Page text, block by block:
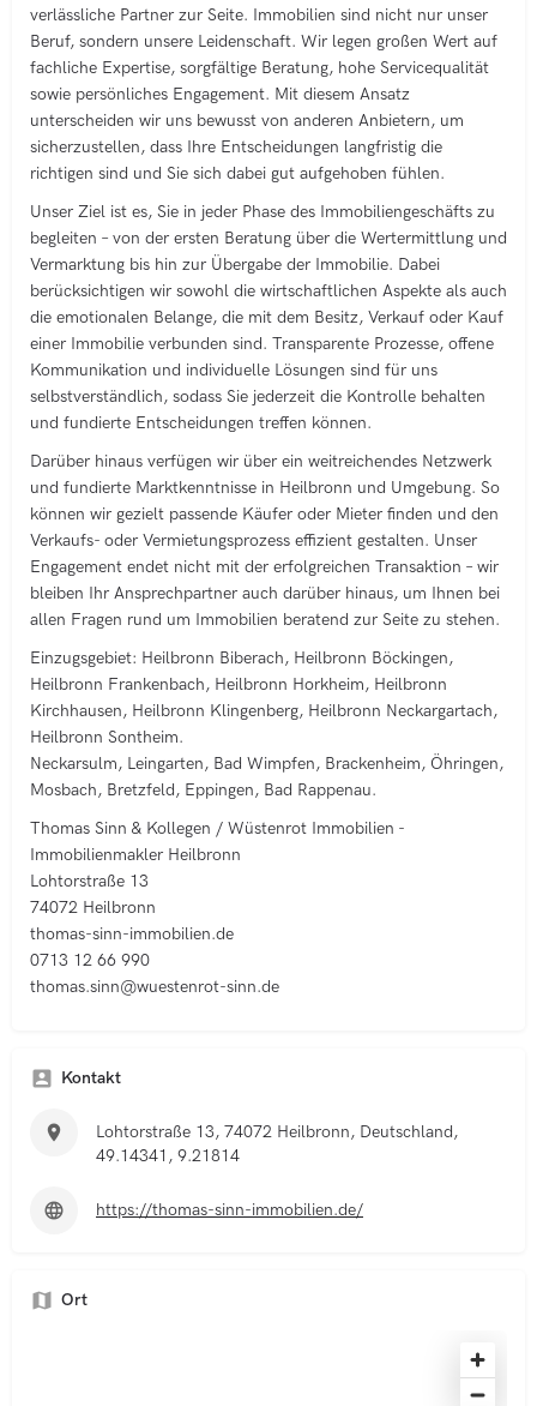
verlässliche Partner zur Seite. Immobilien sind nicht nur unser
Beruf, sondern unsere Leidenschaft. Wir legen großen Wert auf
fachliche Expertise, sorgfältige Beratung, hohe Servicequalität
sowie persönliches Engagement. Mit diesem Ansatz
unterscheiden wir uns bewusst von anderen Anbietern, um
sicherzustellen, dass Ihre Entscheidungen langfristig die
richtigen sind und Sie sich dabei gut aufgehoben fühlen.
Unser Ziel ist es, Sie in jeder Phase des Immobiliengeschäfts zu
begleiten – von der ersten Beratung über die Wertermittlung und
Vermarktung bis hin zur Übergabe der Immobilie. Dabei
berücksichtigen wir sowohl die wirtschaftlichen Aspekte als auch
die emotionalen Belange, die mit dem Besitz, Verkauf oder Kauf
einer Immobilie verbunden sind. Transparente Prozesse, offene
Kommunikation und individuelle Lösungen sind für uns
selbstverständlich, sodass Sie jederzeit die Kontrolle behalten
und fundierte Entscheidungen treffen können.
Darüber hinaus verfügen wir über ein weitreichendes Netzwerk
und fundierte Marktkenntnisse in Heilbronn und Umgebung. So
können wir gezielt passende Käufer oder Mieter finden und den
Verkaufs- oder Vermietungsprozess effizient gestalten. Unser
Engagement endet nicht mit der erfolgreichen Transaktion – wir
bleiben Ihr Ansprechpartner auch darüber hinaus, um Ihnen bei
allen Fragen rund um Immobilien beratend zur Seite zu stehen.
Einzugsgebiet: Heilbronn Biberach, Heilbronn Böckingen,
Heilbronn Frankenbach, Heilbronn Horkheim, Heilbronn
Kirchhausen, Heilbronn Klingenberg, Heilbronn Neckargartach,
Heilbronn Sontheim.
Neckarsulm, Leingarten, Bad Wimpfen, Brackenheim, Öhringen,
Mosbach, Bretzfeld, Eppingen, Bad Rappenau.
Thomas Sinn & Kollegen / Wüstenrot Immobilien -
Immobilienmakler Heilbronn
Lohtorstraße 13
74072 Heilbronn
thomas-sinn-immobilien.de
0713 12 66 990
thomas.sinn@wuestenrot-sinn.de
Kontakt
Lohtorstraße 13, 74072 Heilbronn, Deutschland,
49.14341, 9.21814
https://thomas-sinn-immobilien.de/
Ort